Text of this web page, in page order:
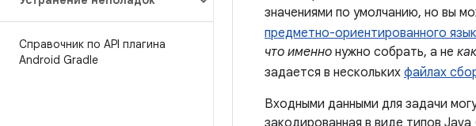
Справочник по API плагина
Android Gradle
значениями по умолчанию, но вы
предметно-ориентированного
что именно нужно собрать, а не как
задается в нескольких файлах
Входными данными для задачи
закодированная в виде типов